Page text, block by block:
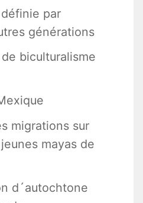
par
générations
biculturalisme
migrations sur
mayas de
d´autochtone